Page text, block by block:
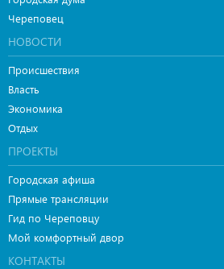
Череповец
НОВОСТИ
Происшествия
Власть
Экономика
Отдых
ПРОЕКТЫ
Городская афиша
Прямые трансляции
Гид по Череповцу
Мой комфортный двор
КОНТАКТЫ